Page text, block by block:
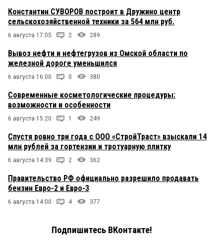
Константин СУВОРОВ построит в Дружино центр
сельскохозяйственной техники за 564 млн руб.
6 августа 17:05 2 289
Вывоз нефти и нефтегрузов из Омской области по
железной дороге уменьшился
6 августа 16:00 0 380
Современные косметологические процедуры:
возможности и особенности
6 августа 15:20 1 249
Спустя ровно три года с ООО «СтройТраст» взыскали 14
млн рублей за гортензии и тротуарную плитку
6 августа 14:39 2 362
Правительство РФ официально разрешило продавать
бензин Евро-2 и Евро-3
6 августа 14:00 4 377
Подпишитесь ВКонтакте!